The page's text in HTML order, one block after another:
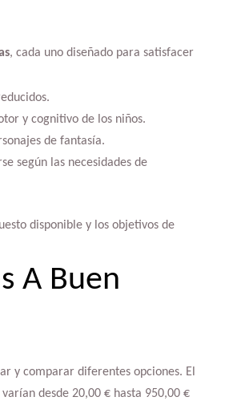
, cada uno diseñado para satisfacer
y cognitivo de los niños.
de fantasía.
según las necesidades de
disponible y los objetivos de
A Buen
y comparar diferentes opciones. El
desde 20,00 € hasta 950,00 €